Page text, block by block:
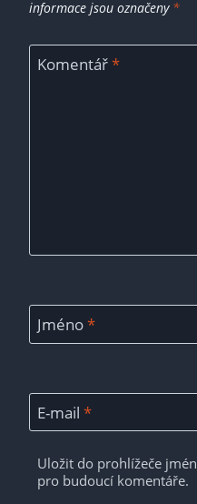
informace jsou označeny *
Komentář*
Jméno*
E-mail *
Uložit do prohlížeče
pro budoucí komentáře.